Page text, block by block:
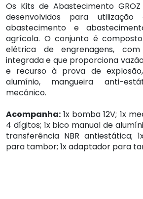
Os Kits de Abastecimento
desenvolvidos para
abastecimento e
agrícola. O conjunto é
elétrica de engrenagens,
integrada e que proporciona
e recurso à prova de
alumínio, mangueira anti-
mecânico.
Acompanha: 1x bomba 12V; 1x
4 dígitos; 1x bico manual de
transferência NBR antiestática;
para tambor; 1x adaptador para